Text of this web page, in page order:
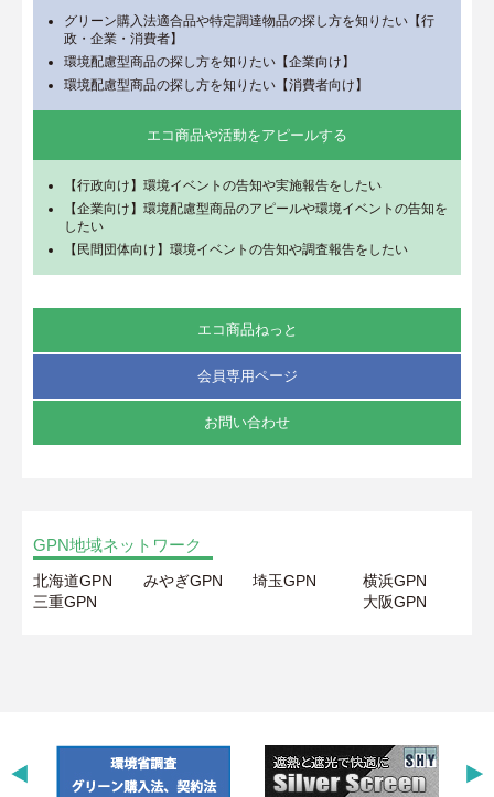
グリーン購入法適合品や特定調達物品の探し方を知りたい【行
政・企業・消費者】
環境配慮型商品の探し方を知りたい【企業向け】
環境配慮型商品の探し方を知りたい【消費者向け】
エコ商品や活動をアピールする
【行政向け】環境イベントの告知や実施報告をしたい
【企業向け】環境配慮型商品のアピールや環境イベントの告知を
したい
【民間団体向け】環境イベントの告知や調査報告をしたい
エコ商品ねっと
会員専用ページ
お問い合わせ
GPN地域ネットワーク
北海道GPN みやぎGPN 埼玉GPN
横浜GPN
三重GPN
大阪GPN